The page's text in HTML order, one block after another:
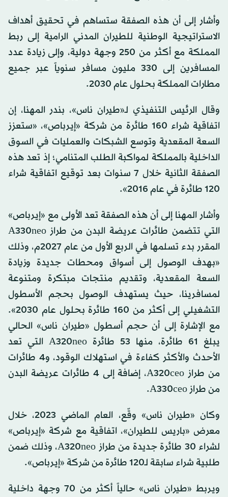
وأشار إلى أن هذه الصفقة ستساهم في تحقيق أهداف
الاستراتيجية الوطنية للطيران المدني الرامية إلى ربط
المملكة مع أكثر من 250 وجهة دولية، وإلى زيادة عدد
المسافرين إلى 330 مليون مسافر سنوياً عبر جميع
مطارات المملكة بحلول عام 2030.
وقال الرئيس التنفيذي لـ«طيران ناس»، بندر المهنا، إن
اتفاقية شراء 160 طائرة من شركة «إيرباص»، «ستعزز
السعة المقعدية وتوسع الشبكات والعمليات في السوق
الداخلية بالمملكة لمواكبة الطلب المتنامي؛ إذ تعد هذه
الصفقة الثانية خلال 7 سنوات بعد توقيع اتفاقية شراء
120 طائرة في عام 2016».
وأشار المهنا إلى أن هذه الصفقة تعد الأولى مع «إيرباص»
التي تتضمن طائرات عريضة البدن من طراز A330neo
المقرر بدء تسلمها في الربع الأول من عام 2027م، وذلك
«بهدف الوصول إلى أسواق ومحطات جديدة وزيادة
السعة المقعدية، وتقديم منتجات مبتكرة ومتنوعة
لمسافرينا، حيث يستهدف الوصول بحجم الأسطول
التشغيلي إلى أكثر من 160 طائرة بحلول عام 2030».
مع الإشارة إلى أن حجم أسطول «طيران ناس» الحالي
يبلغ 61 طائرة، منها 53 طائرة A320neo التي تعد
الأحدث والأكثر كفاءة في استهلاك الوقود، و4 طائرات
من طراز A320ceo، إضافة إلى 4 طائرات عريضة البدن
من طراز A330ceo.
وكان «طيران ناس» وقّع، العام الماضي 2023، خلال
معرض «باريس للطيران»، اتفاقية مع شركة «إيرباص»
لشراء 30 طائرة جديدة من طراز A320neo، وذلك ضمن
طلبية شراء سابقة لـ120 طائرة من شركة «إيرباص».
ويربط «طيران ناس» حالياً أكثر من 70 وجهة داخلية